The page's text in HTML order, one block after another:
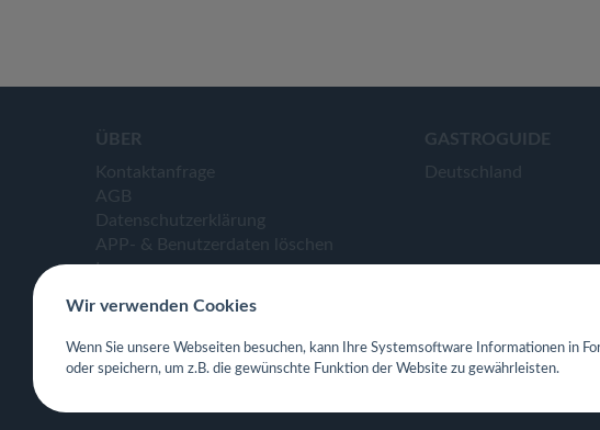
ÜBER
Kontaktanfrage
AGB
Datenschutzerklärung
APP- & Benutzerdaten löschen
Impressum
GASTROGUIDE
Deutschland
Wir verwenden Cookies
Wenn Sie unsere Webseiten besuchen, kann Ihre Systemsoftware Informationen in
oder speichern, um z.B. die gewünschte Funktion der Website zu gewährleisten.